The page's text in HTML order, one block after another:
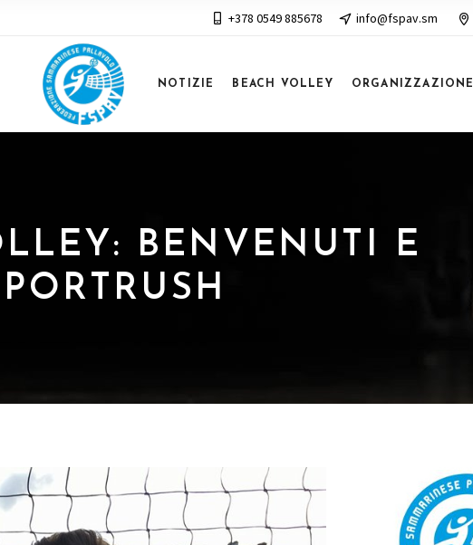
+378 0549 885678 info@fspav.sm
NOTIZIE BEACH VOLLEY ORGANIZZAZIONE
BENVENUTI E